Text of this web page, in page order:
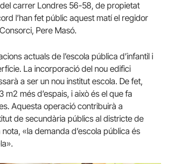
carrer Londres 56-58, de propietat
l’han fet públic aquest matí el regidor
Pere Masó.
actuals de l’escola pública d’infantil i
La incorporació del nou edifici
a ser un nou institut escola. De fet,
més d’espais, i això és el que fa
Aquesta operació contribuirà a
de secundària públics al districte de
«la demanda d’escola pública és